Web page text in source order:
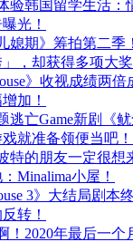
验韩国留学生活：
光！
媳期》筹拍第二季
」，却获得多项大
》收视成绩两
加！
逃亡Game新剧《
就准备领便当吧！
特的朋友一定很想
Minalima小屋！
3》大结局剧
转！
！2020年最后一个